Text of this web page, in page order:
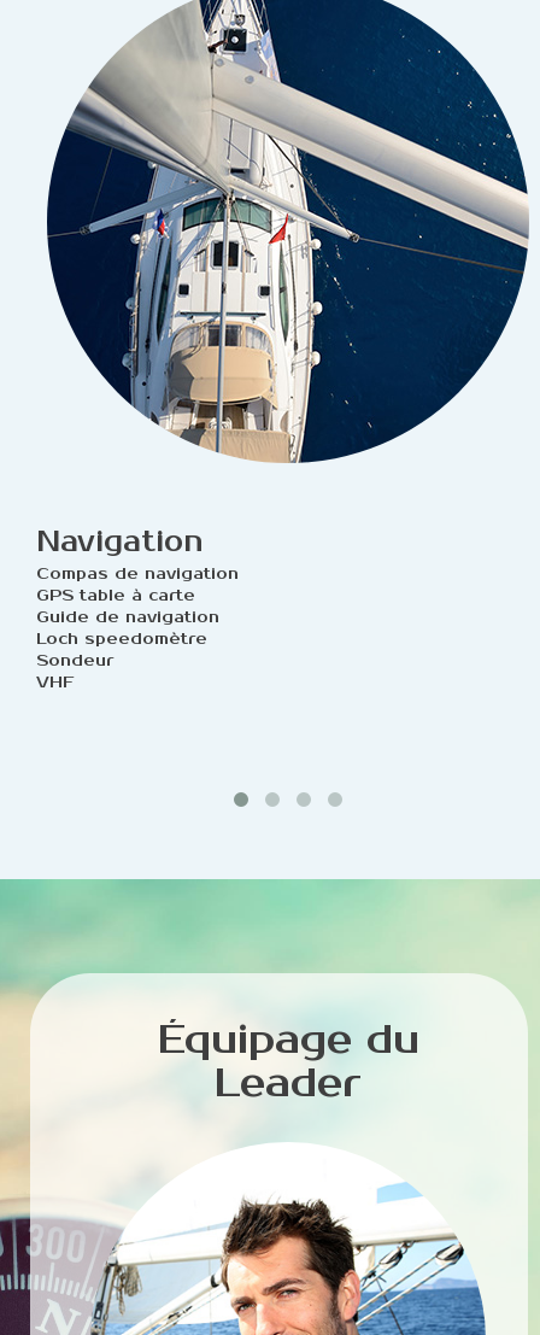
Navigation
Compas de navigation
GPS table à carte
Guide de navigation
Loch speedomètre
Sondeur
VHF
Équipage du
Leader